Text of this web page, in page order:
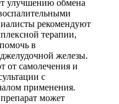
улучшению обмена
рекомендуют
терапии,
в
железы.
от самолечения и
с
применения.
может